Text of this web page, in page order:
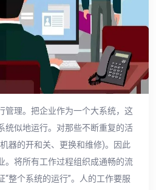
管理。把企业作为一个大系统，这
统似地运行。对那些不断重复的活
器的开和关、更换和维修)。因此
。将所有工作过程组织成通畅的流
整个系统的运行”。人的工作要服